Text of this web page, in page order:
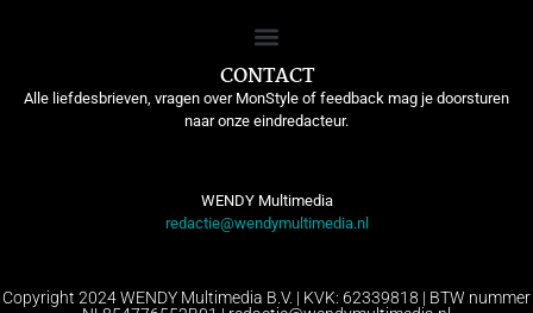
CONTACT
Alle liefdesbrieven, vragen over MonStyle of feedback mag je doorsturen
naar onze eindredacteur.
WENDY Multimedia
redactie@wendymultimedia.nl
Copyright 2024 WENDY Multimedia B.V. | KVK: 62339818 | BTW nummer